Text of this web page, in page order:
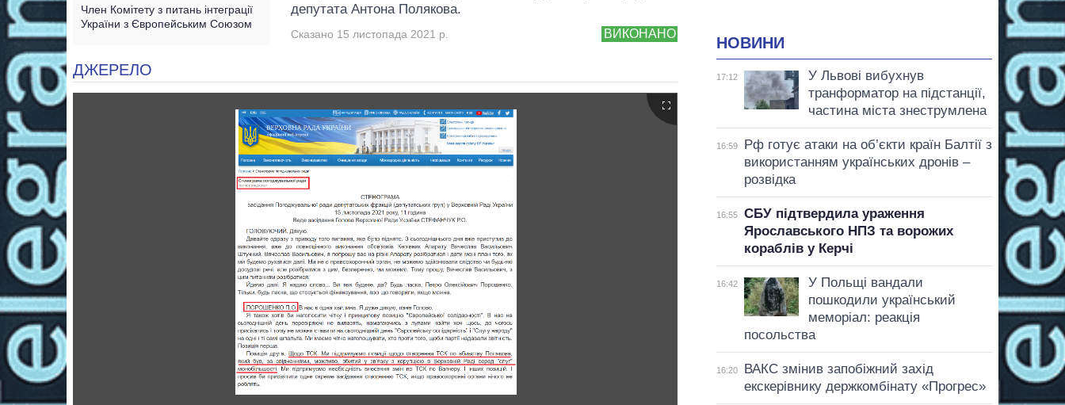
Член Комітету з питань інтеграції
України з Європейським Союзом
депутата Антона Полякова.
ВИКОНАНО
Сказано 15 листопада 2021 р.
ДЖЕРЕЛО
НОВИНИ
17:12
У Львові вибухнув
транформатор на підстанції,
частина міста знеструмлена
16:59
Рф готує атаки на об’єкти країн Балтії з
використанням українських дронів –
розвідка
16:55
СБУ підтвердила ураження
Ярославського НПЗ та ворожих
кораблів у Керчі
16:42
У Польщі вандали
пошкодили український
меморіал: реакція
посольства
16:20
ВАКС змінив запобіжний захід
екскерівнику держкомбінату «Прогрес»